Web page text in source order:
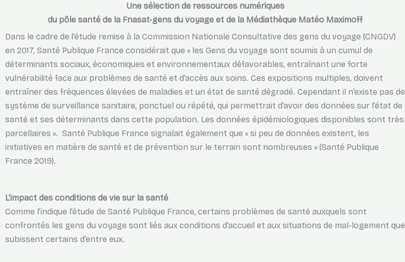
Une sélection de ressources numériques
du pôle santé de la Fnasat-gens du voyage et de la Médiathèque Matéo Maximoff
Dans le cadre de l’étude remise à la Commission Nationale Consultative des gens du voyage (CNGDV)
en 2017, Santé Publique France considérait que « les Gens du voyage sont soumis à un cumul de
déterminants sociaux, économiques et environnementaux défavorables, entraînant une forte
vulnérabilité face aux problèmes de santé et d’accès aux soins. Ces expositions multiples, doivent
entraîner des fréquences élevées de maladies et un état de santé dégradé. Cependant il n’existe pas de
système de surveillance sanitaire, ponctuel ou répété, qui permettrait d’avoir des données sur l’état de
santé et ses déterminants dans cette population. Les données épidémiologiques disponibles sont très
parcellaires ». Santé Publique France signalait également que « si peu de données existent, les
initiatives en matière de santé et de prévention sur le terrain sont nombreuses » (Santé Publique
France 2019).
L’impact des conditions de vie sur la santé
Comme l’indique l’étude de Santé Publique France, certains problèmes de santé auxquels sont
confrontés les gens du voyage sont liés aux conditions d’accueil et aux situations de mal-logement que
subissent certains d’entre eux.